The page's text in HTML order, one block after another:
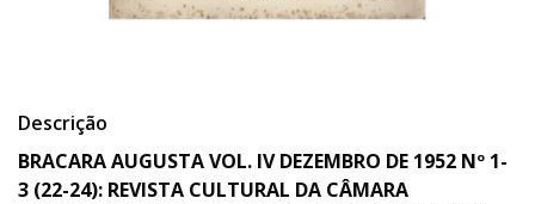
Descrição
BRACARA AUGUSTA VOL. IV DEZEMBRO DE 1952 Nº 1-
3 (22-24): REVISTA CULTURAL DA CÂMARA